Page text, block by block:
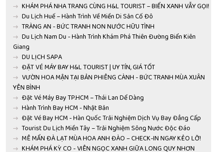
KHÁM PHÁ NHA TRANG CÙNG H&L TOURIST – BIỂN XANH VẪY GỌI!
Du Lịch Huế – Hành Trình Về Miền Di Sản Cố Đô
TRÀNG AN - BỨC TRANH NON NƯỚC HỮU TÌNH
Du Lịch Nam Du - Hành Trình Khám Phá Thiên Đường Biển Kiên
Giang
DU LỊCH SAPA
ĐẶT VÉ MÁY BAY H&L TOURIST | UY TÍN, GIÁ TỐT
VƯỜN HOA MẬN TẠI BẢN PHIÊNG CÀNH - BỨC TRANH MÙA XUÂN
YÊN BÌNH
Đặt Vé Máy Bay TP.HCM – Thái Lan Dể Dàng
Hành Trình Bay HCM - Nhật Bản
Đặt Vé Bay HCM - Hàn Quốc Trải Nghiệm Dịch Vụ Bay Đẳng Cấp
Tourist Du Lịch Miền Tây – Trải Nghiệm Sông Nước Độc Đáo
MÊ MẨN ĐÀ LẠT MÙA HOA ANH ĐÀO – CHECK-IN NGAY KẺO LỠ!
KHÁM PHÁ KỲ CO - VIÊN NGỌC XANH GIỮA LONG QUY NHƠN